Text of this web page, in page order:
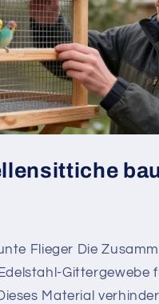
Flieger Die
Gittergewebe
Material